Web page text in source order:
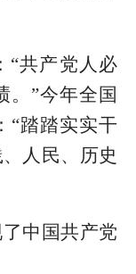
“共产党人必
。”今年全国
“踏踏实实干
人民、历史
中国共产党